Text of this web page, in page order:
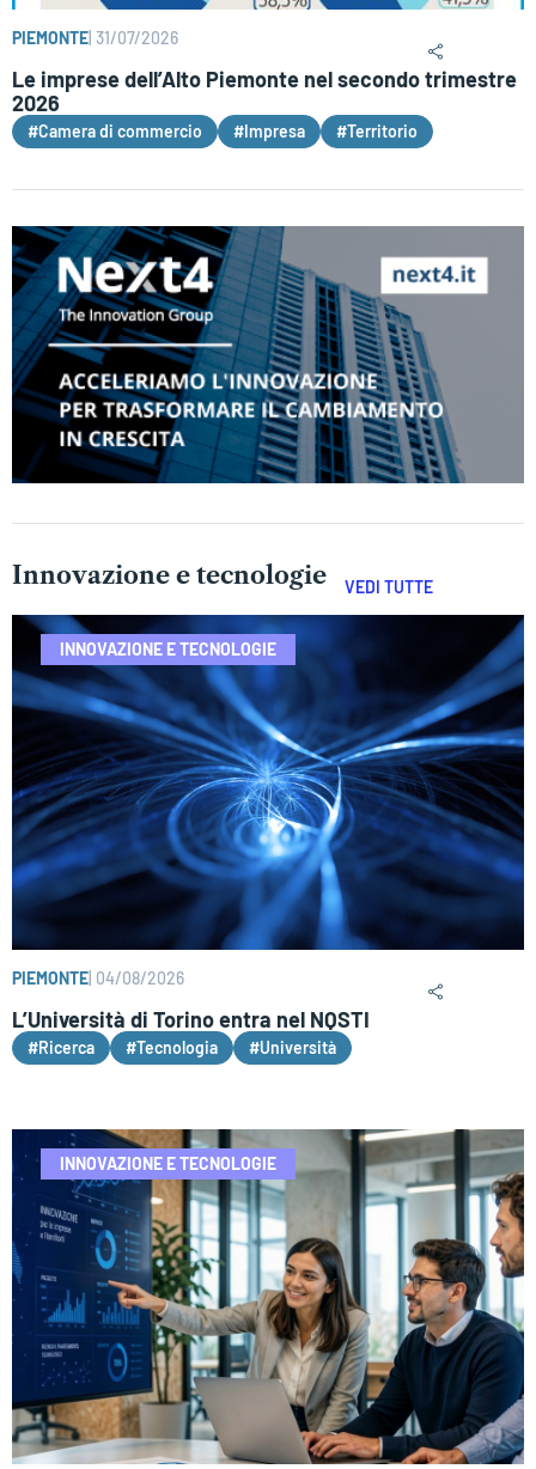
PIEMONTE 31/07/2026
Le imprese dell’Alto Piemonte nel secondo trimestre
2026
#Camera di commercio #Impresa #Territorio
Innovazione e tecnologie VEDI TUTTE
INNOVAZIONE E TECNOLOGIE
PIEMONTE 04/08/2026
L’Università di Torino entra nel NQSTI
#Ricerca #Tecnologia #Università
INNOVAZIONE E TECNOLOGIE